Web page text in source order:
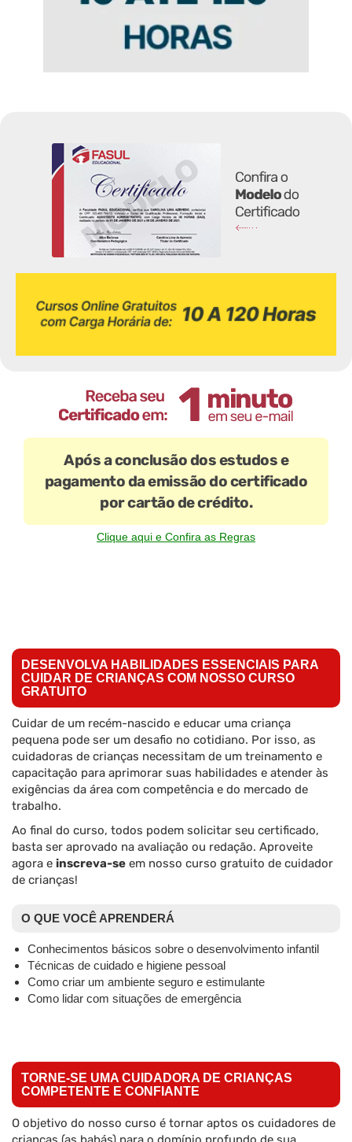
Após a conclusão dos estudos e
pagamento da emissão do certificado
por cartão de crédito.
Clique aqui e Confira as Regras
DESENVOLVA HABILIDADES ESSENCIAIS PARA
CUIDAR DE CRIANÇAS COM NOSSO CURSO
GRATUITO
Cuidar de um recém-nascido e educar uma criança
pequena pode ser um desafio no cotidiano. Por isso, as
cuidadoras de crianças necessitam de um treinamento e
capacitação para aprimorar suas habilidades e atender às
exigências da área com competência e do mercado de
trabalho.
Ao final do curso, todos podem solicitar seu certificado,
basta ser aprovado na avaliação ou redação. Aproveite
agora e inscreva-se em nosso curso gratuito de cuidador
de crianças!
O QUE VOCÊ APRENDERÁ
Conhecimentos básicos sobre o desenvolvimento infantil
Técnicas de cuidado e higiene pessoal
Como criar um ambiente seguro e estimulante
Como lidar com situações de emergência
TORNE-SE UMA CUIDADORA DE CRIANÇAS
COMPETENTE E CONFIANTE
O objetivo do nosso curso é tornar aptos os cuidadores de